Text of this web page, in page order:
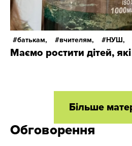
батькам, вчителям, НУШ,
Маємо ростити дітей,
Більше
Обговорення